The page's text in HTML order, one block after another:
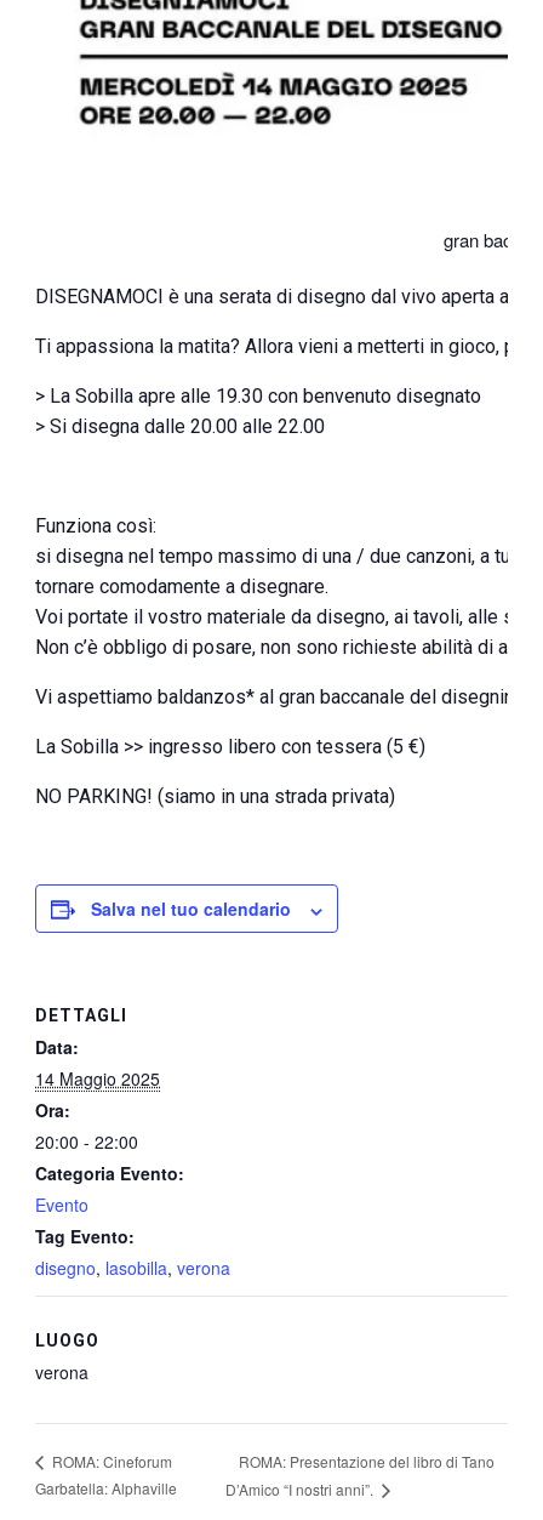
gran
DISEGNAMOCI è una serata di disegno dal vivo aperta a
Ti appassiona la matita? Allora vieni a metterti in gioco,
> La Sobilla apre alle 19.30 con benvenuto disegnato
> Si disegna dalle 20.00 alle 22.00
Funziona così:
si disegna nel tempo massimo di una / due canzoni, a
tornare comodamente a disegnare.
Voi portate il vostro materiale da disegno, ai tavoli, alle
Non c’è obbligo di posare, non sono richieste abilità di
Vi aspettiamo baldanzos* al gran baccanale del disegnino!
La Sobilla >> ingresso libero con tessera (5 €)
NO PARKING! (siamo in una strada privata)
Salva nel tuo calendario
DETTAGLI
Data:
14 Maggio 2025
Ora:
20:00 - 22:00
Categoria Evento:
Evento
Tag Evento:
disegno, lasobilla,verona
LUOGO
verona
ROMA: Cineforum
Garbatella: Alphaville
ROMA: Presentazione del libro di Tano
D’Amico “I nostri anni”.